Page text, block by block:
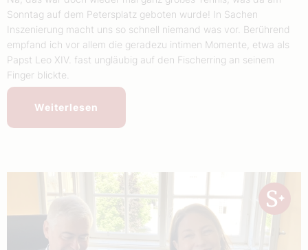
Sonntag auf dem Petersplatz geboten wurde! In Sachen
Inszenierung macht uns so schnell niemand was vor. Berührend
empfand ich vor allem die geradezu intimen Momente, etwa als
Papst Leo XIV. fast ungläubig auf den Fischerring an seinem
Finger blickte.
Weiterlesen